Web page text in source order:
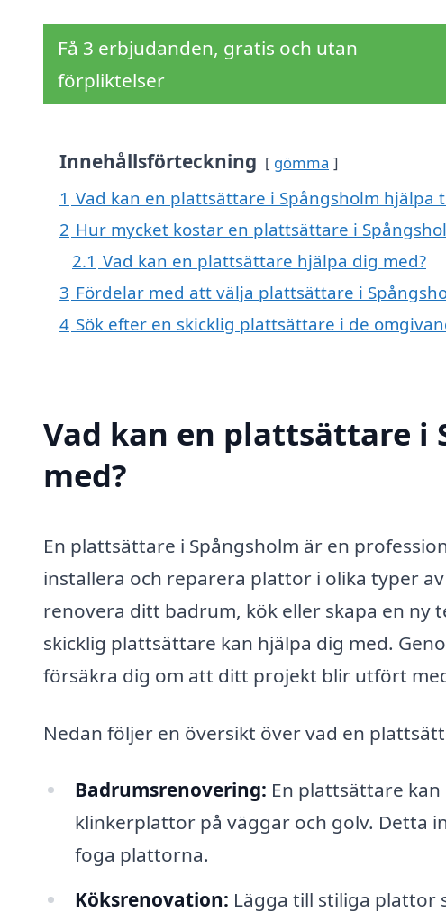
Få 3 erbjudanden, gratis och utan
förpliktelser
Innehållsförteckning gömma
1 Vad kan en plattsättare i Spångsholm hjälpa
2 Hur mycket kostar en plattsättare i
2.1 Vad kan en plattsättare hjälpa dig med?
3 Fördelar med att välja plattsättare i
4 Sök efter en skicklig plattsättare i de
Vad kan en plattsättare i
med?
En plattsättare i Spångsholm är en
installera och reparera plattor i olika typer
renovera ditt badrum, kök eller skapa en ny
skicklig plattsättare kan hjälpa dig med.
försäkra dig om att ditt projekt blir utfört
Nedan följer en översikt över vad en
Badrumsrenovering: En plattsättare
klinkerplattor på väggar och golv. Detta
foga plattorna.
Köksrenovation: Lägga till stiliga plattor